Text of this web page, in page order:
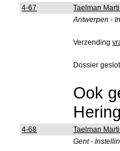
4-67 Taelman
Antwerpen -
Verzending
Dossier
Ook
4-68 Taelman
Gent -